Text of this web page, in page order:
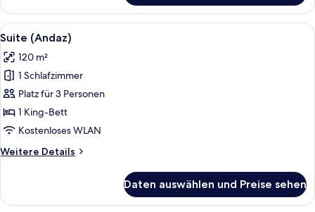
Room
Alle
Fotos
für
Suite
(Andaz)
anzeigen
Ein modernes Hotelzimmer mit
5
Suite (Andaz)
120 m²
1 Schlafzimmer
Platz für 3 Personen
1 King-Bett
Kostenloses WLAN
Weitere Details
Weitere
(Andaz)
Daten auswählen und Preise sehen